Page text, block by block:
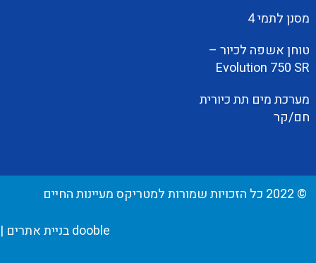
מסנן לתמי 4
טוחן אשפה לכיור –
Evolution 750 SR
מערכת מים תת כיורית
חם/קר
© 2022 כל הזכויות שמורות למטריקס מעיינות החיים
dooble בניית אתרים
|